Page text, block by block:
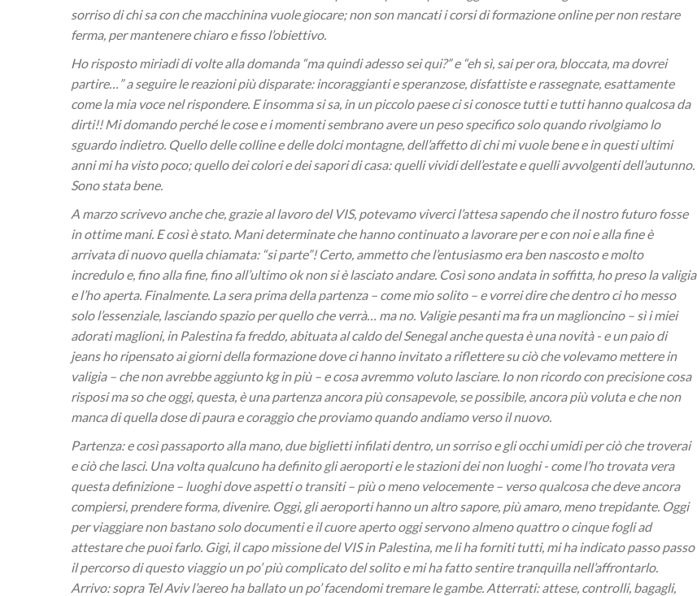
sorriso di chi sa con che macchinina vuole giocare; non son mancati i corsi di formazione online per non restare
ferma, per mantenere chiaro e fisso l’obiettivo.
Ho risposto miriadi di volte alla domanda “ma quindi adesso sei qui?” e “eh sì, sai per ora, bloccata, ma dovrei
partire…” a seguire le reazioni più disparate: incoraggianti e speranzose, disfattiste e rassegnate, esattamente
come la mia voce nel rispondere. E insomma si sa, in un piccolo paese ci si conosce tutti e tutti hanno qualcosa da
dirti!! Mi domando perché le cose e i momenti sembrano avere un peso specifico solo quando rivolgiamo lo
sguardo indietro. Quello delle colline e delle dolci montagne, dell’affetto di chi mi vuole bene e in questi ultimi
anni mi ha visto poco; quello dei colori e dei sapori di casa: quelli vividi dell’estate e quelli avvolgenti dell’autunno.
Sono stata bene.
A marzo scrivevo anche che, grazie al lavoro del VIS, potevamo viverci l’attesa sapendo che il nostro futuro fosse
in ottime mani. E così è stato. Mani determinate che hanno continuato a lavorare per e con noi e alla fine è
arrivata di nuovo quella chiamata: “si parte”! Certo, ammetto che l’entusiasmo era ben nascosto e molto
incredulo e, fino alla fine, fino all’ultimo ok non si è lasciato andare. Così sono andata in soffitta, ho preso la valigia
e l’ho aperta. Finalmente. La sera prima della partenza – come mio solito – e vorrei dire che dentro ci ho messo
solo l’essenziale, lasciando spazio per quello che verrà… ma no. Valigie pesanti ma fra un maglioncino – sì i miei
adorati maglioni, in Palestina fa freddo, abituata al caldo del Senegal anche questa è una novità - e un paio di
jeans ho ripensato ai giorni della formazione dove ci hanno invitato a riflettere su ciò che volevamo mettere in
valigia – che non avrebbe aggiunto kg in più – e cosa avremmo voluto lasciare. Io non ricordo con precisione cosa
risposi ma so che oggi, questa, è una partenza ancora più consapevole, se possibile, ancora più voluta e che non
manca di quella dose di paura e coraggio che proviamo quando andiamo verso il nuovo.
Partenza: e così passaporto alla mano, due biglietti infilati dentro, un sorriso e gli occhi umidi per ciò che troverai
e ciò che lasci. Una volta qualcuno ha definito gli aeroporti e le stazioni dei non luoghi - come l’ho trovata vera
questa definizione – luoghi dove aspetti o transiti – più o meno velocemente – verso qualcosa che deve ancora
compiersi, prendere forma, divenire. Oggi, gli aeroporti hanno un altro sapore, più amaro, meno trepidante. Oggi
per viaggiare non bastano solo documenti e il cuore aperto oggi servono almeno quattro o cinque fogli ad
attestare che puoi farlo. Gigi, il capo missione del VIS in Palestina, me li ha forniti tutti, mi ha indicato passo passo
il percorso di questo viaggio un po’ più complicato del solito e mi ha fatto sentire tranquilla nell’affrontarlo.
Arrivo: sopra Tel Aviv l’aereo ha ballato un po’ facendomi tremare le gambe. Atterrati: attese, controlli, bagagli,